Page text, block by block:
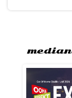
Präsenz